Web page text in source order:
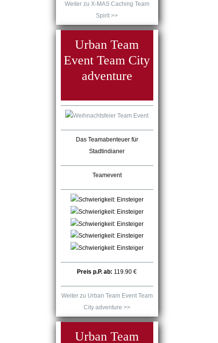
Weiter zu X-MAS Caching Team
Spirit >>
Urban Team
Event Team City
adventure
Das Teamabenteuer für
Stadtindianer
Teamevent
Preis p.P. ab: 119.90 €
Weiter zu Urban Team Event Team
City adventure >>
Urban Team